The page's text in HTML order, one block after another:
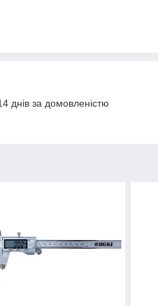
днів за домовленістю